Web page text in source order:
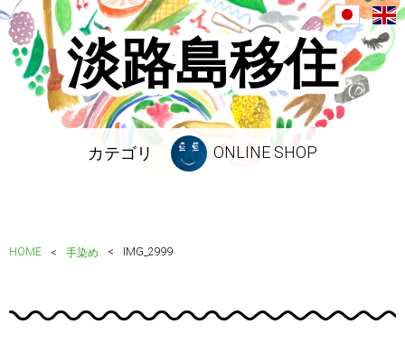
淡路島移住
カテゴリ ONLINE SHOP
HOME 手染め IMG_2999